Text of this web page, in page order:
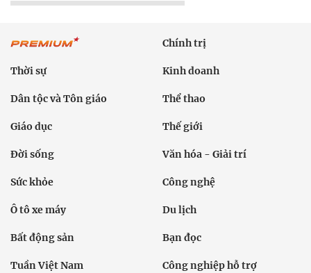
Chính trị
Thời sự Kinh doanh
Dân tộc và Tôn giáo Thể thao
Giáo dục Thế giới
Đời sống Văn hóa - Giải trí
Sức khỏe Công nghệ
Ô tô xe máy Du lịch
Bất động sản Bạn đọc
Tuần Việt Nam Công nghiệp hỗ trợ